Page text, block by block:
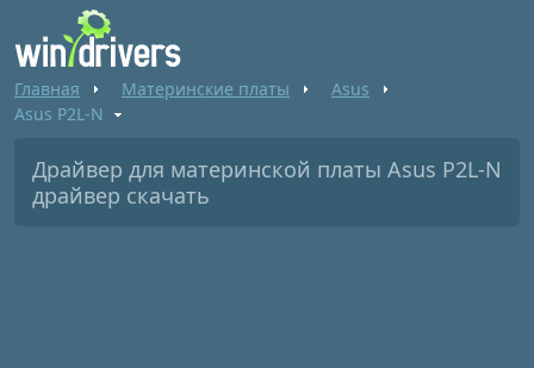
Главная Материнские платы
Asus
Asus P2L-N
Драйвер для материнской платы Asus P2L-N
драйвер скачать